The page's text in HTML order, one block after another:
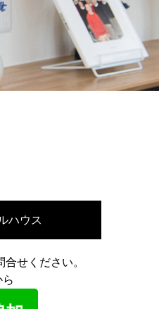
ハウス
せください。
ら